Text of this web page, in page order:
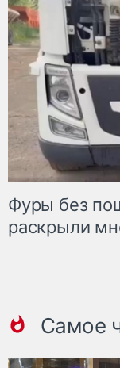
Фуры без
раскрыли
Самое